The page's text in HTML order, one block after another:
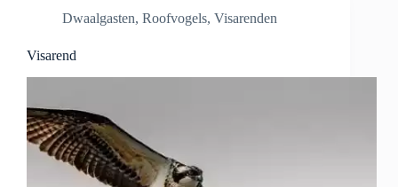
Dwaalgasten, Roofvogels, Visarenden
Visarend